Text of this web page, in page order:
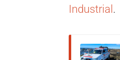
Industrial .